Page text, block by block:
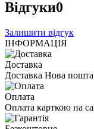
Відгуки0
Залишити відгук
ІНФОРМАЦІЯ
Доставка
Доставка Нова
Оплата
Оплата карткою на